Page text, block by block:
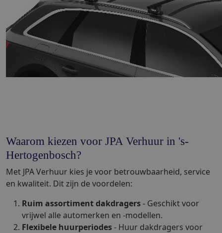
Waarom kiezen voor JPA Verhuur in 's-
Hertogenbosch?
Met JPA Verhuur kies je voor betrouwbaarheid, service
en kwaliteit. Dit zijn de voordelen:
Ruim assortiment dakdragers- Geschikt voor
vrijwel alle automerken en -modellen.
Flexibele huurperiodes- Huur dakdragers voor